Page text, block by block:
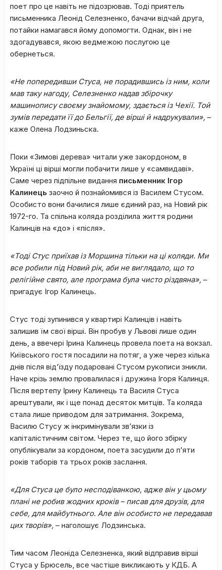
поет про це навіть не підозрював. Тоді приятель
письменника Леонід Селезненко, бачачи відчай друга,
потайки намагався йому допомогти. Однак, він і не
здогадувався, якою ведмежою послугою це
обернеться.
«Не попередивши Стуса, не порадившись із ним, коли
мав таку нагоду, Селезненко надав збірочку
машинопису своєму знайомому, здається із Чехії. Той
зумів передати її до Бельгії, де вірші й надрукували», –
каже Олена Лодзиньска.
Поки «Зимові дерева» читали уже закордоном, в
Україні ці вірші могли побачити лише у «самвидаві».
Саме через підпільне видання письменник Ігор
Калинець заочно й познайомився із Василем Стусом.
Особисто вони бачилися лише єдиний раз, на Новий рік
1972-го. Та спільна коляда розділила життя родини
Калинців на «до» і «після».
«Тоді Стус приїхав із Моршина тільки на ці коляди. Ми
все робили під Новий рік, аби не виглядало, що то
релігійне свято, але програма була чисто різдвяна», –
пригадує Ігор Калинець.
Стус тоді зупинився у квартирі Калинців і навіть
залишив їм свої вірші. Він пробув у Львові лише один
день, а ввечері Ірина Калинець провела поета на вокзал.
Київського гостя посадили на потяг, а уже через кілька
днів після від‘їзду подаровані Стусом рукописи зникли.
Наче крізь землю провалилася і дружина Ігоря Калинця.
Після вертепу Ірину Калинець та Василя Стуса
арештували, як і ще понад десяток митців. Та коляда
стала лише приводом для затримання. Зокрема,
Василю Стусу ж інкримінували зв’язки із
капіталістичним світом. Через те, що його збірку
опублікували за кордоном, поета засудили до п’яти
років таборів та трьох років заслання.
«Для Стуса це було несподіванкою, адже він у цьому
плані не робив жодних кроків – писав для друзів, для
себе, для майбутнього. Але він особисто не передавав
цих творів», – наголошує Лодзинська.
Тим часом Леоніда Селезненка, який відправив вірші
Стуса у Брюсель, все частіше викликають у КДБ. А